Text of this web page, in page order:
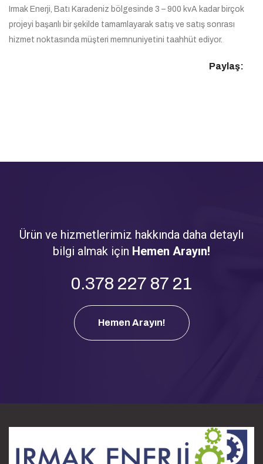
Irmak Enerji, Batı Karadeniz bölgesinde 3 – 900 kvA kadar birçok
projeyi başarılı bir şekilde tamamlayarak satış ve satış sonrası
hizmet noktasında müşteri memnuniyetini taahhüt ediyor.
Paylaş:
Ürün ve hizmetlerimiz hakkında daha detaylı
bilgi almak için Hemen Arayın!
0.378 227 87 21
Hemen Arayın!